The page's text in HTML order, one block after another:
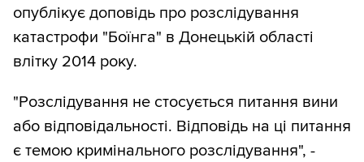
опублікує доповідь про розслідування
катастрофи "Боїнга" в Донецькій області
влітку 2014 року.
"Розслідування не стосується питання вини
або відповідальності. Відповідь на ці питання
є темою кримінального розслідування", -